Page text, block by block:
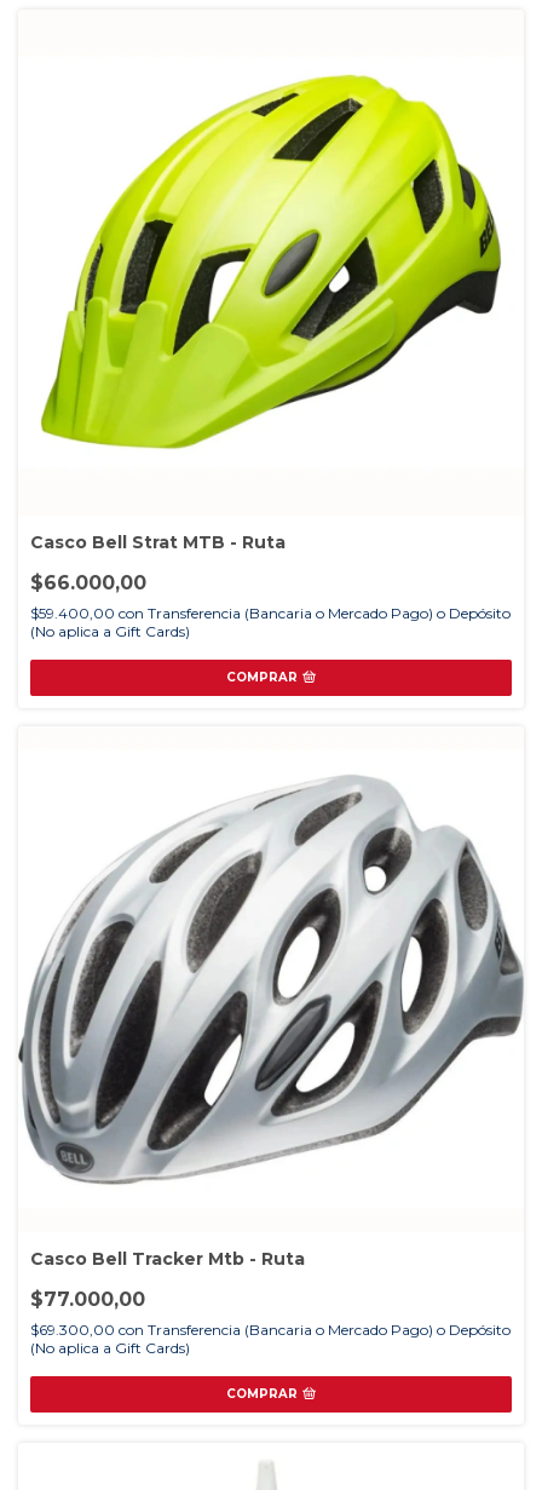
Casco Bell Strat MTB - Ruta
$66.000,00
$59.400,00 con Transferencia (Bancaria o Mercado Pago) o Depósito
(No aplica a Gift Cards)
COMPRAR
Casco Bell Tracker Mtb - Ruta
$77.000,00
$69.300,00 con Transferencia (Bancaria o Mercado Pago) o Depósito
(No aplica a Gift Cards)
COMPRAR